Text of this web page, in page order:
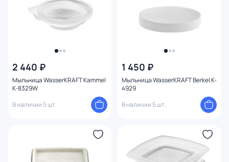
2 440 ₽
Мыльница WasserKRAFT Kammel
K-8329W
В наличии 5 шт.
1 450 ₽
Мыльница WasserKRAFT Berkel K-
4929
В наличии 5 шт.